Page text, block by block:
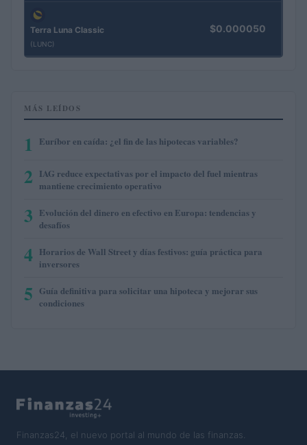
Terra Luna Classic
(LUNC)
$0.000050
MÁS LEÍDOS
1 Euríbor en caída: ¿el fin de las hipotecas variables?
2 IAG reduce expectativas por el impacto del fuel mientras
mantiene crecimiento operativo
3 Evolución del dinero en efectivo en Europa: tendencias y
desafíos
4 Horarios de Wall Street y días festivos: guía práctica para
inversores
5 Guía definitiva para solicitar una hipoteca y mejorar sus
condiciones
Finanzas24, el nuevo portal al mundo de las finanzas.